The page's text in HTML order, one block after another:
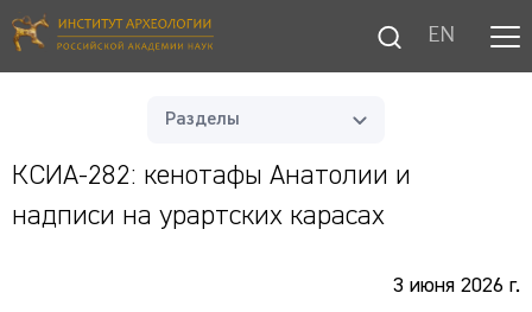
EN
Разделы
КСИА-282: кенотафы Анатолии и
надписи на урартских карасах
3 июня 2026 г.